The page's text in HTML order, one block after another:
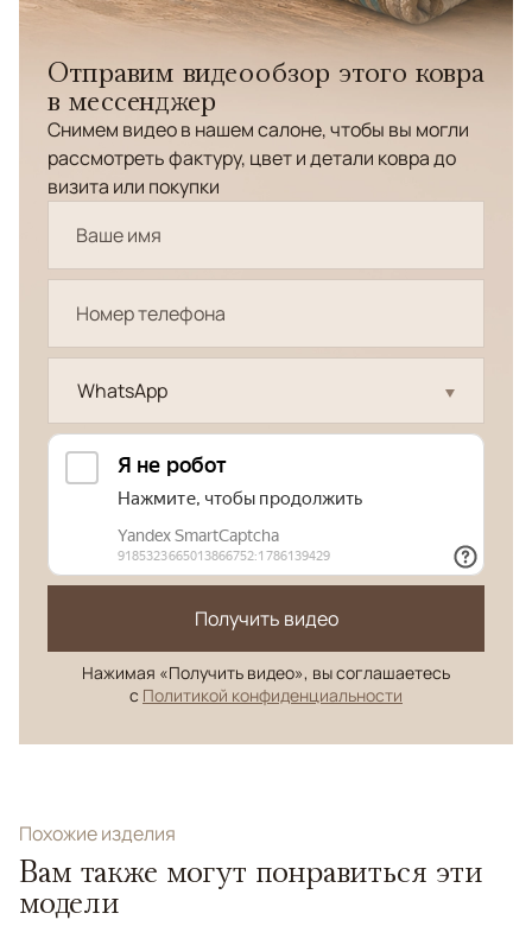
Отправим видеообзор этого ковра
в мессенджер
Снимем видео в нашем салоне, чтобы вы могли
рассмотреть фактуру, цвет и детали ковра до
визита или покупки
WhatsApp
Получить видео
Нажимая «Получить видео», вы соглашаетесь
с Политикой конфиденциальности
Похожие изделия
Вам также могут понравиться эти
модели